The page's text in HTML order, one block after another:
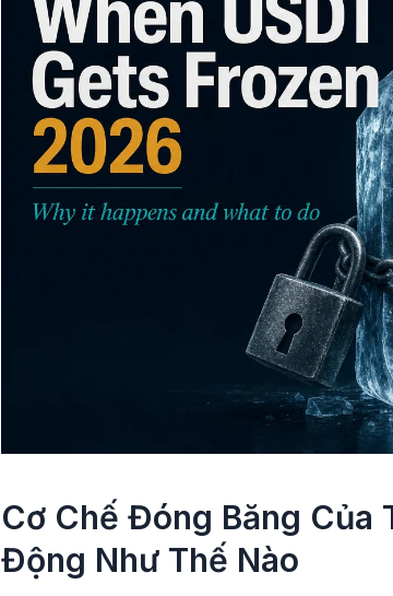
Cơ Chế Đóng Băng Của
Động Như Thế Nào